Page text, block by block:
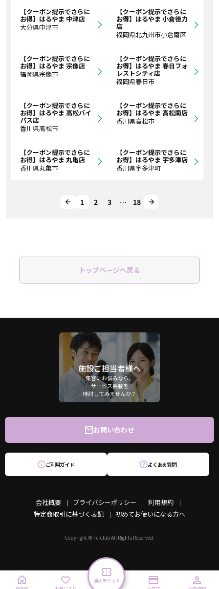
【クーポン提示でさらに
お得】はるやま 中津店
大分県中津市
【クーポン提示でさらに
お得】はるやま 小倉徳力
店
福岡県北九州市小倉南区
【クーポン提示でさらに
お得】はるやま 宗像店
福岡県宗像市
【クーポン提示でさらに
お得】はるやま 春日フォ
レストシティ店
福岡県春日市
【クーポン提示でさらに
お得】はるやま 高松バイ
パス店
香川県高松市
【クーポン提示でさらに
お得】はるやま 高松南店
香川県高松市
【クーポン提示でさらに
お得】はるやま 丸亀店
香川県丸亀市
【クーポン提示でさらに
お得】はるやま 宇多津店
香川県宇多津町
1 2 3 … 18
トップページへ戻る
施設ご担当者様へ
集客にお悩みなら、
サービス掲載を
検討してみませんか？
会社概要 プライバシーポリシー
利用規約
特定商取引に基づく表記
初めてお使いになる方へ
お問い合わせ
ご利用ガイド よくある質問
Copyright © Fc-club All Rights Reserved.
購入チケット